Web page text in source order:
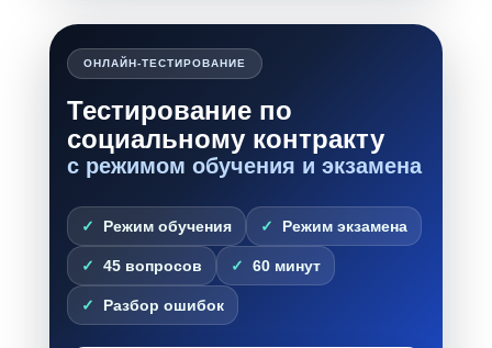
ОНЛАЙН-ТЕСТИРОВАНИЕ
Тестирование по
социальному контракту
с режимом обучения и экзамена
Режим обучения Режим экзамена
45 вопросов 60 минут
Разбор ошибок